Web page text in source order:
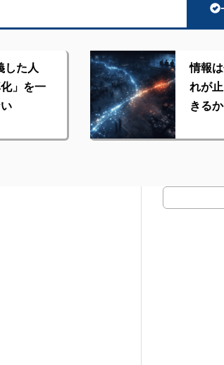
した人
」を一
情報
れが
きるか